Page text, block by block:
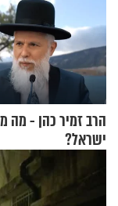
הרב זמיר כהן - מה
ישראל?